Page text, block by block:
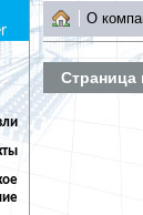
О
Страница